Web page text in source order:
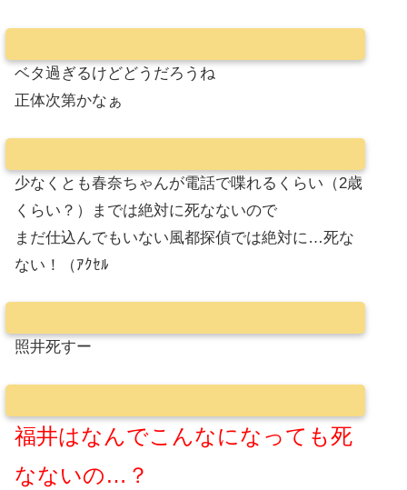
ベタ過ぎるけどどうだろうね
正体次第かなぁ
少なくとも春奈ちゃんが電話で喋れるくらい（2歳
くらい？）までは絶対に死なないので
まだ仕込んでもいない風都探偵では絶対に…死な
ない！（ｱｸｾﾙ
照井死すー
福井はなんでこんなになっても死
なないの…？